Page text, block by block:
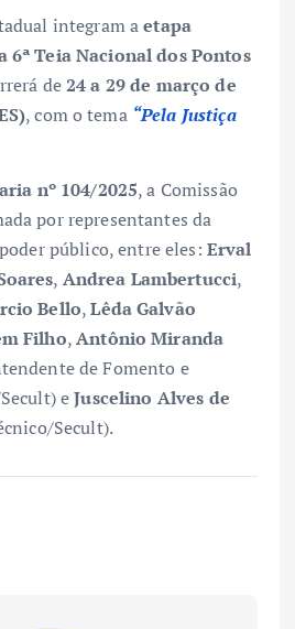
integram aetapa
Teia Nacional dos Pontos
de24 a 29 de março de
, com o tema “Pela Justiça
nº 104/2025, a Comissão
por representantes da
público, entre eles: Erval
, Andrea Lambertucci,
Bello,Lêda Galvão
Filho,Antônio Miranda
de Fomento e
eJuscelino Alves de
Secult).